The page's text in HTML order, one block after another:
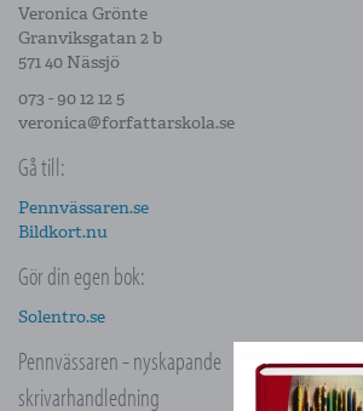
Veronica Grönte
Granviksgatan 2 b
571 40 Nässjö
073 - 90 12 12 5
veronica@forfattarskola.se
Gå till:
Pennvässaren.se
Bildkort.nu
Gör din egen bok:
Solentro.se
Pennvässaren - nyskapande
skrivarhandledning